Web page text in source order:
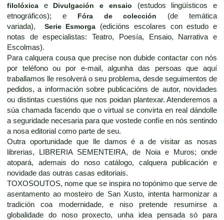
filolóxica e Divulgación e ensaio (estudos lingüísticos e
etnográficos); e Fóra de colección (de temática
variada), Serie Esmorga (edicións escolares con estudo e
notas de especialistas: Teatro, Poesía, Ensaio, Narrativa e
Escolmas).
Para calquera cousa que precise non dubide contactar con nós
por teléfono ou por e-mail, algunha das persoas que aquí
traballamos lle resolverá o seu problema, desde seguimentos de
pedidos, a información sobre publicacións de autor, novidades
ou distintas cuestións que nos poidan plantexar. Atenderemos a
súa chamada facendo que o virtual se convirta en real dándolle
a seguridade necesaria para que vostede confíe en nós sentindo
a nosa editorial como parte de seu.
Outra oportunidade que lle damos é a de visitar as nosas
librerias, LIBRERIA SEMENTEIRA, de Noia e Muros; onde
atopará, ademais do noso catálogo, calquera publicación e
novidade das outras casas editoriais.
TOXOSOUTOS, nome que se inspira no topónimo que serve de
asentamento ao mosteiro de San Xusto, intenta harmonizar a
tradición coa modernidade, e niso pretende resumirse a
globalidade do noso proxecto, unha idea pensada só para